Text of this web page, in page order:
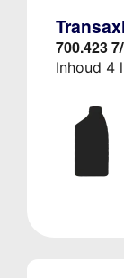
700.423 7/
Inhoud 4